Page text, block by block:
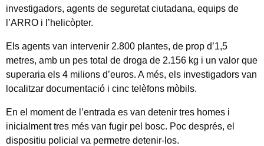
investigadors, agents de seguretat ciutadana, equips de
l’ARRO i l’helicòpter.
Els agents van intervenir 2.800 plantes, de prop d’1,5
metres, amb un pes total de droga de 2.156 kg i un valor que
superaria els 4 milions d’euros. A més, els investigadors van
localitzar documentació i cinc telèfons mòbils.
En el moment de l’entrada es van detenir tres homes i
inicialment tres més van fugir pel bosc. Poc després, el
dispositiu policial va permetre detenir-los.